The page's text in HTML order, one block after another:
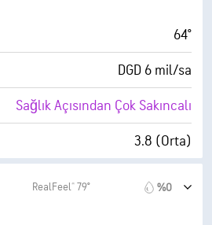
31° F
10 (Çok Parlak)
%0
6 mil
64°
DGD 6 mil/sa
Sağlık Açısından Çok Sakıncalı
3.8 (Orta)
RealFeel® 79° %0